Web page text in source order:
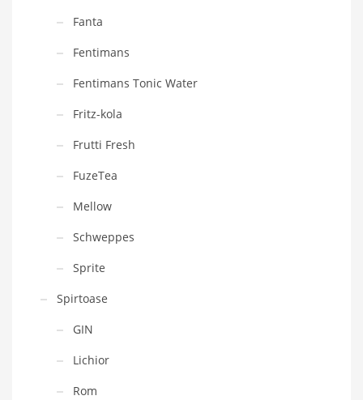
Fanta
Fentimans
Fentimans Tonic Water
Fritz-kola
Frutti Fresh
FuzeTea
Mellow
Schweppes
Sprite
Spirtoase
GIN
Lichior
Rom